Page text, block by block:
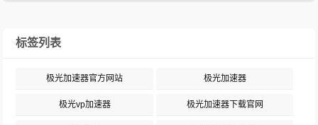
标签列表
极光加速器官方网站 极光加速器
极光vp加速器 极光加速器下载官网